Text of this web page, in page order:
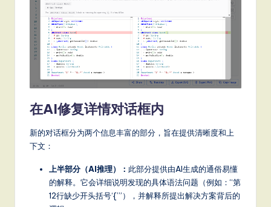
在AI修复详情对话框内
新的对话框分为两个信息丰富的部分，旨在提供清晰度和上
下文：
上半部分（AI推理）： 此部分提供由AI生成的通俗易懂
的解释。它会详细说明发现的具体语法问题（例如：“第
12行缺少开头括号‘{’”），并解释所提出解决方案背后的